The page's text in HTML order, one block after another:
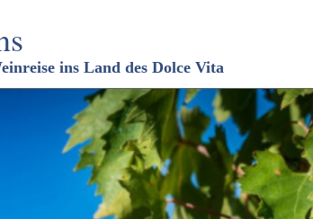
ins Land des Dolce Vita